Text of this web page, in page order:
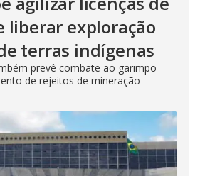
liberar exploração
terras indígenas
prevê combate ao garimpo
de rejeitos de mineração